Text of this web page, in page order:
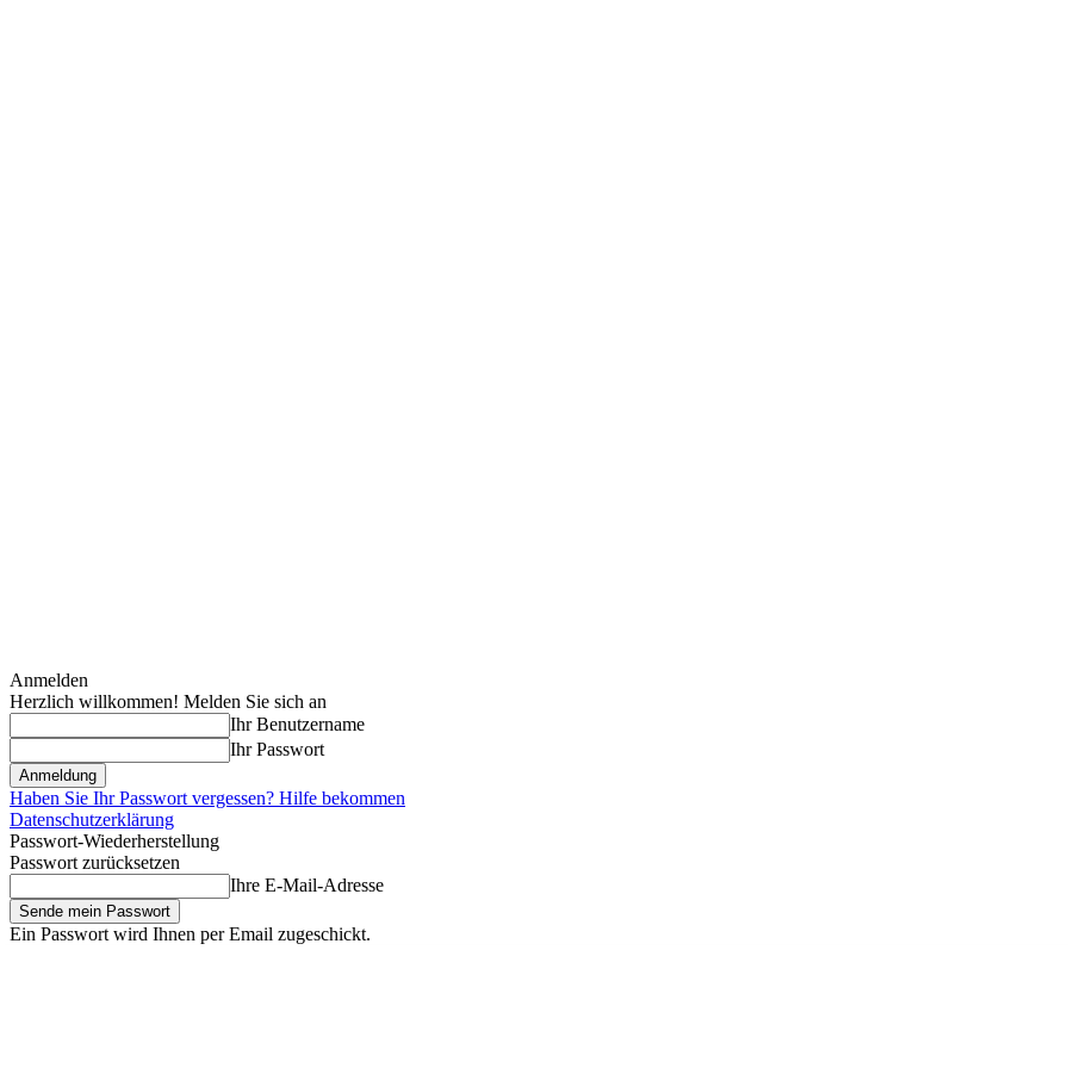
Anmelden
Herzlich willkommen! Melden Sie sich an
Ihr Benutzername
Ihr Passwort
Haben Sie Ihr Passwort vergessen? Hilfe bekommen
Datenschutzerklärung
Passwort-Wiederherstellung
Passwort zurücksetzen
Ihre E-Mail-Adresse
Ein Passwort wird Ihnen per Email zugeschickt.